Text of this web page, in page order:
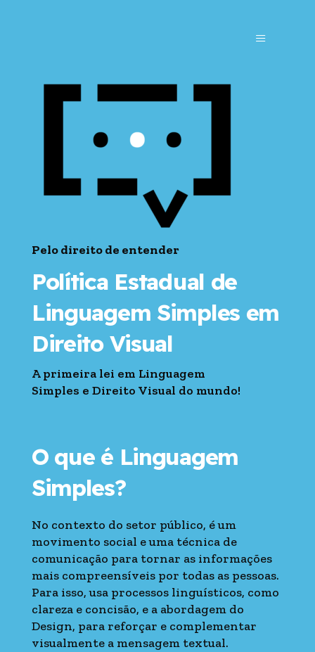
Pelo direito de entender
Política Estadual de
Linguagem Simples em
Direito Visual
A primeira lei em Linguagem
Simples e Direito Visual do mundo!
O que é Linguagem
Simples?
No contexto do setor público, é um
movimento social e uma técnica de
comunicação para tornar as informações
mais compreensíveis por todas as pessoas.
Para isso, usa processos linguísticos, como
clareza e concisão, e a abordagem do
Design, para reforçar e complementar
visualmente a mensagem textual.